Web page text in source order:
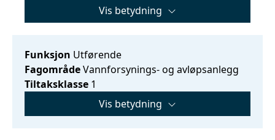
Vis betydning
Funksjon Utførende
FagområdeVannforsynings- og avløpsanlegg
Tiltaksklasse 1
Vis betydning